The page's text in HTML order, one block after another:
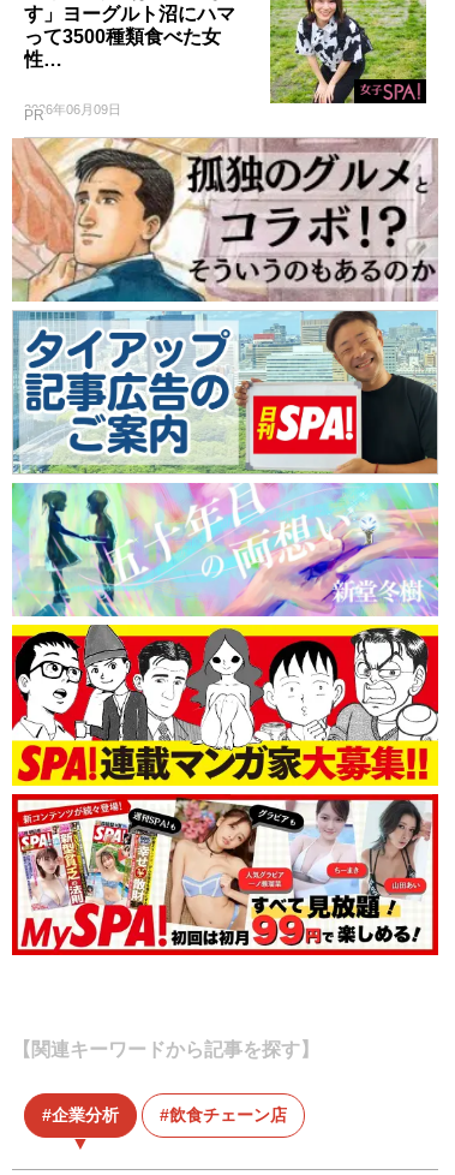
す」ヨーグルト沼にハマ
って3500種類食べた女
性…
2026年06月09日
PR
【関連キーワードから記事を探す】
企業分析 飲食チェーン店